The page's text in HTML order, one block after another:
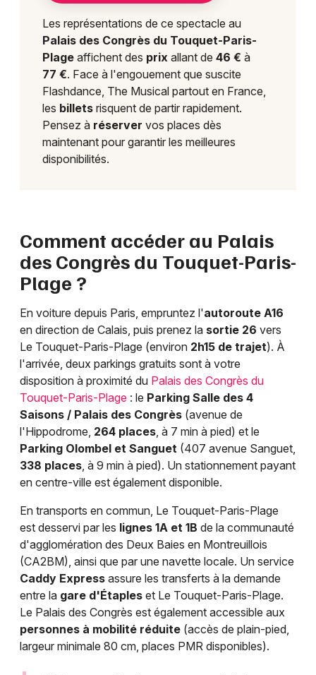
Les représentations de ce spectacle au
Palais des Congrès du Touquet-Paris-
Plage affichent des prix allant de 46 € à
77 €. Face à l'engouement que suscite
Flashdance, The Musical partout en France,
les billets risquent de partir rapidement.
Pensez à réserver vos places dès
maintenant pour garantir les meilleures
disponibilités.
Comment accéder au Palais
des Congrès du Touquet-Paris-
Plage ?
En voiture depuis Paris, empruntez l'autoroute A16
en direction de Calais, puis prenez la sortie 26 vers
Le Touquet-Paris-Plage (environ 2h15 de trajet). À
l'arrivée, deux parkings gratuits sont à votre
disposition à proximité du Palais des Congrès du
Touquet-Paris-Plage : le Parking Salle des 4
Saisons / Palais des Congrès (avenue de
l'Hippodrome, 264 places, à 7 min à pied) et le
Parking Olombel et Sanguet (407 avenue Sanguet,
338 places, à 9 min à pied). Un stationnement payant
en centre-ville est également disponible.
En transports en commun, Le Touquet-Paris-Plage
est desservi par les lignes 1A et 1B de la communauté
d'agglomération des Deux Baies en Montreuillois
(CA2BM), ainsi que par une navette locale. Un service
Caddy Express assure les transferts à la demande
entre la gare d'Étaples et Le Touquet-Paris-Plage.
Le Palais des Congrès est également accessible aux
personnes à mobilité réduite (accès de plain-pied,
largeur minimale 80 cm, places PMR disponibles).